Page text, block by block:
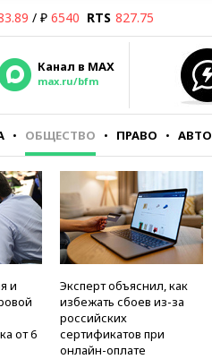
/ ₽ 6540 RTS 827.75
Канал в MAX
max.ru/bfm
ОБЩЕСТВО ПРАВО АВТО
и
от 6
Эксперт объяснил, как
избежать сбоев из-за
российских
сертификатов при
онлайн-оплате